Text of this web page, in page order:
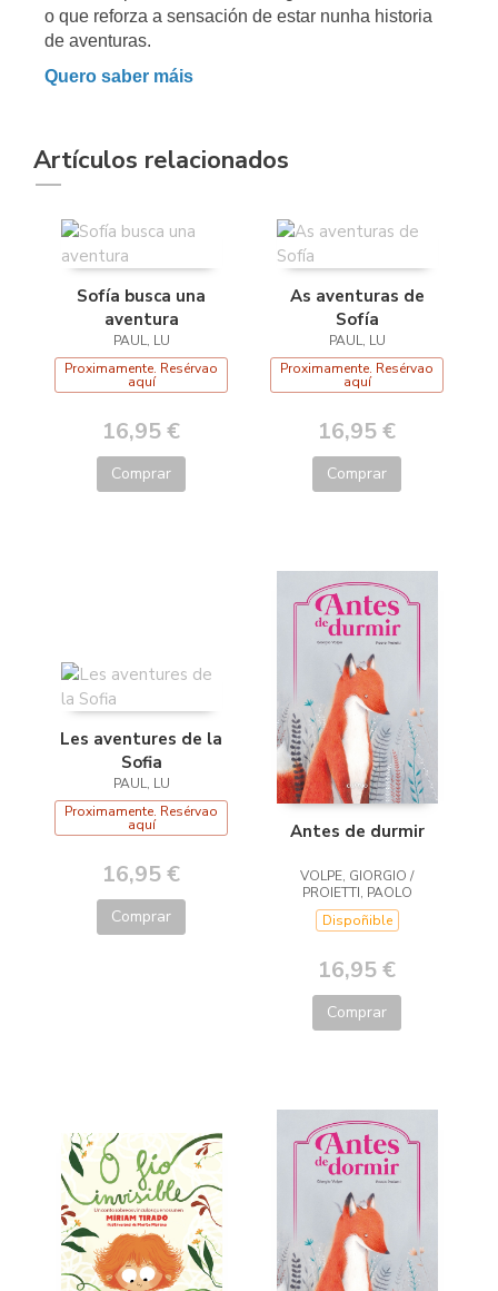
o que reforza a sensación de estar nunha historia
de aventuras.
Quero saber máis
Artículos relacionados
Sofía busca una
aventura
PAUL, LU
Proximamente. Resérvao
aquí
16,95 €
Comprar
As aventuras de
Sofía
PAUL, LU
Proximamente. Resérvao
aquí
16,95 €
Comprar
Les aventures de la
Sofia
PAUL, LU
Proximamente. Resérvao
aquí
16,95 €
Comprar
Antes de durmir
VOLPE, GIORGIO /
PROIETTI, PAOLO
Dispoñible
16,95 €
Comprar